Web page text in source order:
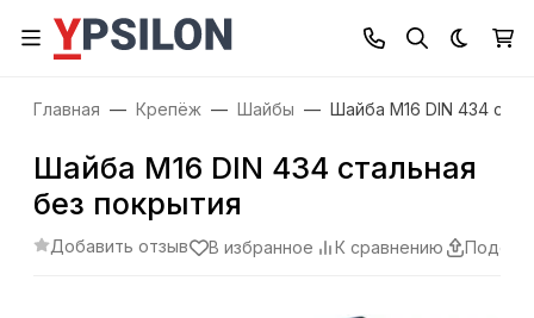
Темная
Главная Крепёж Шайбы Шайба М16 DIN 434
Шайба М16 DIN 434 стальная
без покрытия
Добавить отзыв В избранное К сравнению